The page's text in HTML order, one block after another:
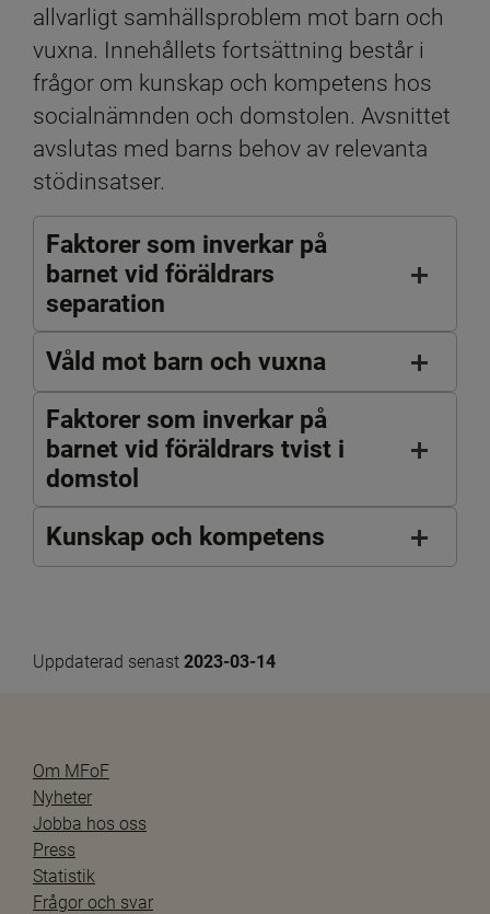
allvarligt samhällsproblem mot barn och
vuxna. Innehållets fortsättning består i
frågor om kunskap och kompetens hos
socialnämnden och domstolen. Avsnittet
avslutas med barns behov av relevanta
stödinsatser.
Faktorer som inverkar på
barnet vid föräldrars
separation
Våld mot barn och vuxna
Faktorer som inverkar på
barnet vid föräldrars tvist i
domstol
Kunskap och kompetens
Uppdaterad senast 2023-03-14
Om MFoF
Nyheter
Jobba hos oss
Press
Statistik
Frågor och svar